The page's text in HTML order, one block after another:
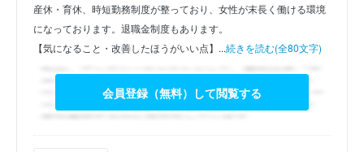
産休・育休、時短勤務制度が整っており、女性が末長く働ける環境
になっております。退職金制度もあります。
【気になること・改善したほうがいい点】...続きを読む(全80文字)
会員登録（無料）して閲覧する